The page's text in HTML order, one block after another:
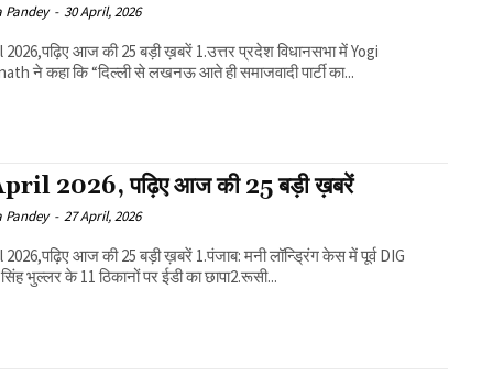
Pandey - 30 April, 2026
आज की 25 बड़ी ख़बरें 1.उत्तर प्रदेश विधानसभा में Yogi
ने कहा कि “दिल्ली से लखनऊ आते ही समाजवादी पार्टी का...
2026, पढ़िए आज की 25 बड़ी ख़बरें
Pandey - 27 April, 2026
आज की 25 बड़ी ख़बरें 1.पंजाब: मनी लॉन्ड्रिंग केस में पूर्व DIG
भुल्लर के 11 ठिकानों पर ईडी का छापा2.रूसी...